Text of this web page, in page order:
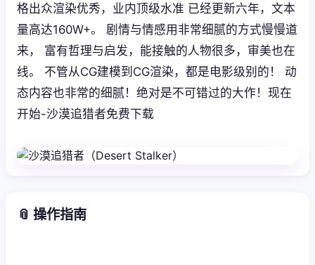
格出众渲染优秀，业内顶级水准 已经更新六年，文本
量高达160W+。 剧情与情感用非常细腻的方式慢慢道
来， 富有哲理与启发，能接触的人物很多，审美也在
线。 不管从CG建模到CG渲染，都是电影级别的！ 动
态内容也非常的细腻！绝对是不可错过的大作！现在
开始-沙漠追猎者免费下载
📎 操作指南